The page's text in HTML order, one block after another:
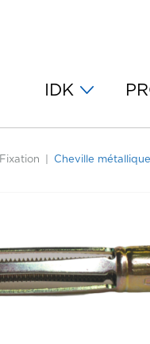
IDK
Fixation Cheville